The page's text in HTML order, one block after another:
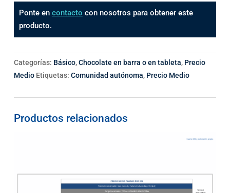
Ponte en contacto con nosotros para obtener este
producto.
Categorías: Básico,Chocolate en barra o en tableta, Precio
Medio Etiquetas: Comunidad autónoma, Precio Medio
Productos relacionados